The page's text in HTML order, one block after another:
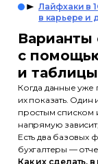
Лайфхаки в
в карьере и
Варианты
с
и таблицы
Когда данные уже
их показать.
простым списком
напрямую
Есть два базовых
бухгалтеры —
Как их сделать,